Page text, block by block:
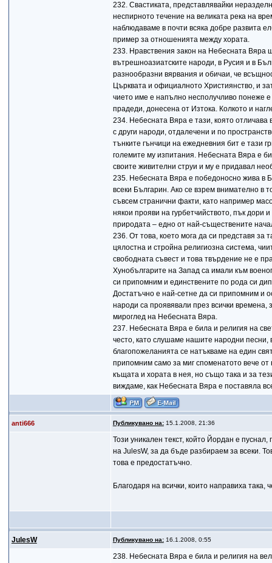
232. Свастиката, представлявайки
неспирното течение на великата река на
наблюдаваме в почти всяка добре развита
пример за отношенията между хората.
233. Нравствения закон на Небесната Вяра
вътрешноазиатските народи, в Русия и в
разнообразни вярвания и обичаи, че
Църквата и официалното Християнство, и
чието име е напълно несполучливо понеже
прадеди, донесена от Изтока. Колкото и
234. Небесната Вяра е тази, която отличава
с други народи, отдалечени и по
тънките гънчици на ежедневния бит е тази
големите му изпитания. Небесната Вяра е
своите живителни струи и му е придавал
235. Небесната Вяра е победоносно жива в
всеки Българин. Ако се взрем внимателно в
съвсем странични факти, като например
някои прояви на гурбетчийството, пък дори
природата – едно от най-съществените
236. От това, което мога да си представя
цялостна и стройна религиозна система,
свободната съвест и това твърдение не е
Хунобългарите на Запад са имали към
си припомним и единствените по рода си
Достатъчно е най-сетне да си припомним и
народи са проявявали през всички
мироглед на Небесната Вяра.
237. Небесната Вяра е била и религия на
често, като слушаме нашите народни песни,
благопожеланията се натъкваме на един
припомним само за миг споменатото вече от
къщата и хората в нея, но също така и за
виждаме, как Небесната Вяра е поставяла
anti666 Публикувано на:15.1.2008, 21:36
Този уникален текст, който Йордан е
на JulesW, за да бъде разбираем за всеки.
това е предостатъчно.
Благодаря на всички, които направиха
JulesW Публикувано на:16.1.2008, 0:55
238. Небесната Вяра е била и религия на